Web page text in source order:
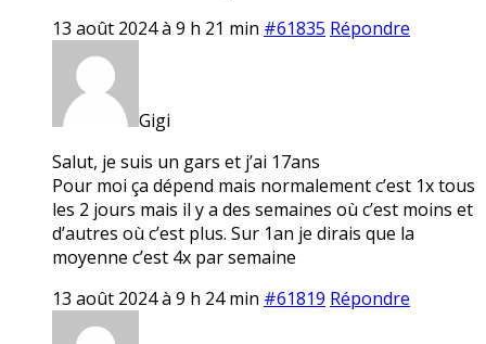
13 août 2024 à 9 h 21 min #61835 Répondre
Gigi
Salut, je suis un gars et j’ai 17ans
Pour moi ça dépend mais normalement c’est 1x tous
les 2 jours mais il y a des semaines où c’est moins et
d’autres où c’est plus. Sur 1an je dirais que la
moyenne c’est 4x par semaine
13 août 2024 à 9 h 24 min #61819 Répondre